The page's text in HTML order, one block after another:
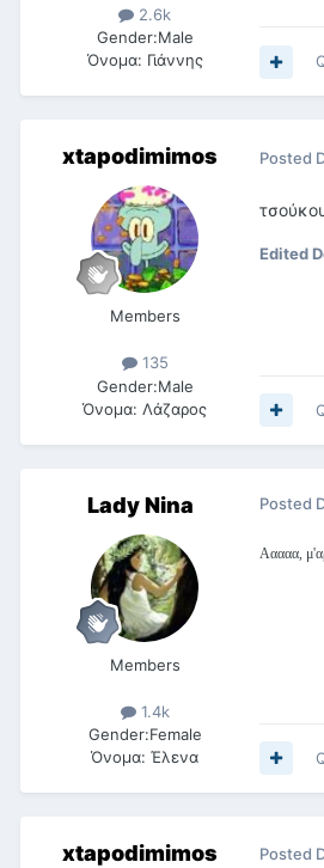
2.6k
Gender:Male
Όνομα: Γιάννης
xtapodimimos
Members
135
Gender:Male
Όνομα: Λάζαρος
Posted
Edited
Lady Nina
Members
1.4k
Gender:Female
Όνομα: Έλενα
Posted
Ααααα,
xtapodimimos Posted